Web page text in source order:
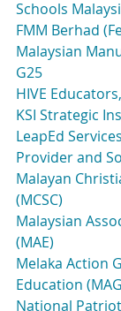
Schools
FMM Berhad
Malaysian
G25
HIVE
KSI Strategic
LeapEd
Provider and
Malayan
(MCSC)
Malaysian
(MAE)
Melaka Action
Education
National